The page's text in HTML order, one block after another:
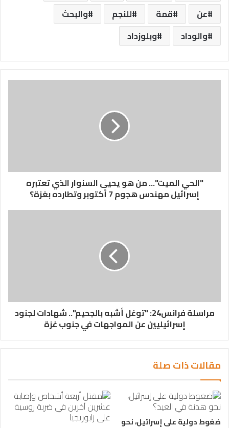
عن
قمة للنجم
والبحث
والوداد
وبلوزداد
"الحي الميت"... من هو يحيى السنوار الذي تعتبره
إسرائيل مهندس هجوم 7 أكتوبر وتطارده بغزة؟
مراسلة فرانس24: "توغل أشبه بالجحيم".. شهادات لجنود
إسرائيليين عن المواجهات في جنوب غزة
مقالات ذات صلة
ضغوط دولية على إسرائيل، نحو